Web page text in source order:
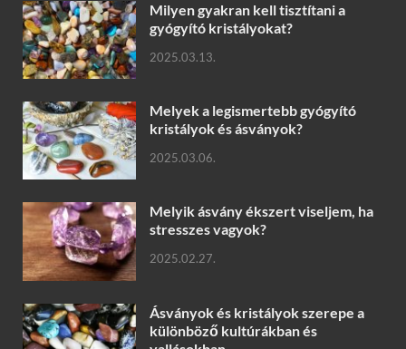
Milyen gyakran kell tisztítani a
gyógyító kristályokat?
2025.03.13.
Melyek a legismertebb gyógyító
kristályok és ásványok?
2025.03.06.
Melyik ásvány ékszert viseljem, ha
stresszes vagyok?
2025.02.27.
Ásványok és kristályok szerepe a
különböző kultúrákban és